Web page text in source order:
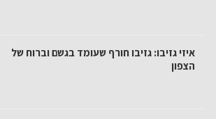
איזי גזיבו: גזיבו חורף שעומד בגשם וברוח של
הצפון